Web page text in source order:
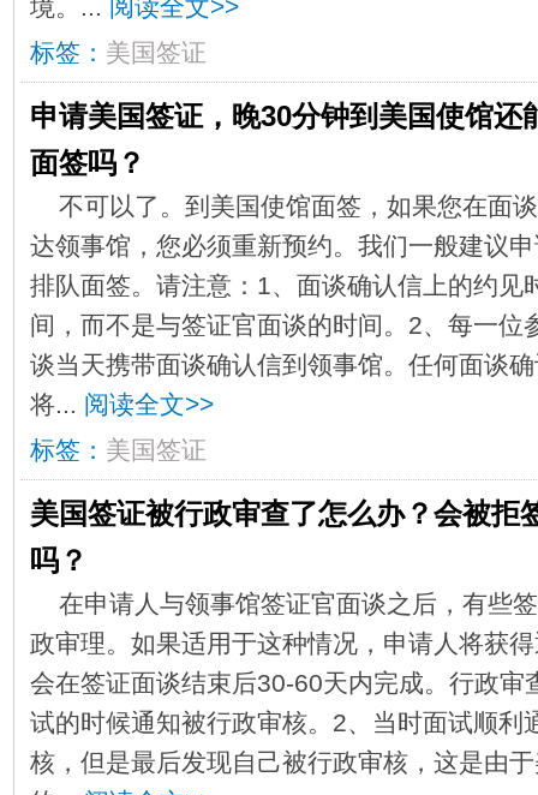
境。... 阅读全文>>
标签： 美国签证
申请美国签证，晚30分钟到美国使馆还
面签吗？
不可以了。到美国使馆面签，如果您在面
达领事馆，您必须重新预约。我们一般建议
排队面签。请注意：1、面谈确认信上的约见
间，而不是与签证官面谈的时间。2、每一位
谈当天携带面谈确认信到领事馆。任何面谈
将... 阅读全文>>
标签： 美国签证
美国签证被行政审查了怎么办？会被拒
吗？
在申请人与领事馆签证官面谈之后，有些
政审理。如果适用于这种情况，申请人将获
会在签证面谈结束后30-60天内完成。行政审
试的时候通知被行政审核。2、当时面试顺利
核，但是最后发现自己被行政审核，这是由